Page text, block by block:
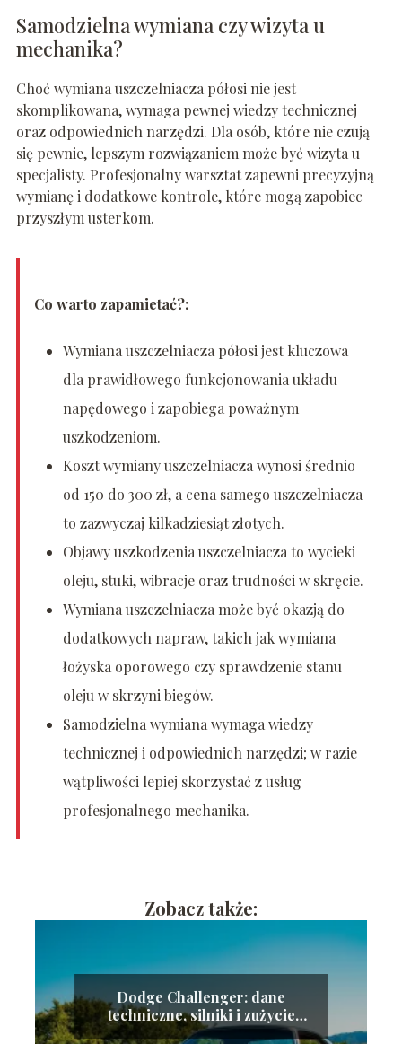
Samodzielna wymiana czy wizyta u
mechanika?
Choć wymiana uszczelniacza półosi nie jest
skomplikowana, wymaga pewnej wiedzy technicznej
oraz odpowiednich narzędzi. Dla osób, które nie czują
się pewnie, lepszym rozwiązaniem może być wizyta u
specjalisty. Profesjonalny warsztat zapewni precyzyjną
wymianę i dodatkowe kontrole, które mogą zapobiec
przyszłym usterkom.
Co warto zapamietać?:
Wymiana uszczelniacza półosi jest kluczowa
dla prawidłowego funkcjonowania układu
napędowego i zapobiega poważnym
uszkodzeniom.
Koszt wymiany uszczelniacza wynosi średnio
od 150 do 300 zł, a cena samego uszczelniacza
to zazwyczaj kilkadziesiąt złotych.
Objawy uszkodzenia uszczelniacza to wycieki
oleju, stuki, wibracje oraz trudności w skręcie.
Wymiana uszczelniacza może być okazją do
dodatkowych napraw, takich jak wymiana
łożyska oporowego czy sprawdzenie stanu
oleju w skrzyni biegów.
Samodzielna wymiana wymaga wiedzy
technicznej i odpowiednich narzędzi; w razie
wątpliwości lepiej skorzystać z usług
profesjonalnego mechanika.
Zobacz także:
Dodge Challenger: dane
techniczne, silniki i zużycie
paliwa